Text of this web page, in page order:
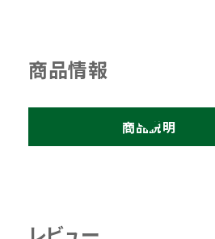
商品情報
商品説明